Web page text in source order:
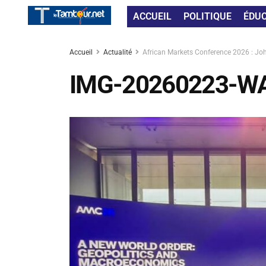
ACCUEIL POLITIQUE
Accueil Actualité African Markets Conference 2026 :
IMG-20260223-